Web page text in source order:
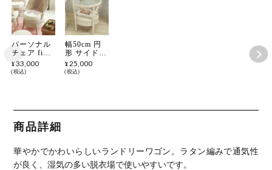
パーソナル
チェア fiore
合皮 ラタン
椅子 1人掛
グ椅子 おし
ゃれ かわい
い 姫系 フ
白 ホワイト
完成品
¥ 33,000
税込
幅50cm 円
形 サイドテ
ーブル ラタ
ン ガラス
具 ガラステ
ャビー 韓国
白 ホワイト
¥25,000
税込
商品詳細
華やかでかわいらしいランドリーワゴン。 ラタン編みで通気性
が良く、湿気の多い脱衣場で使いやすいです。